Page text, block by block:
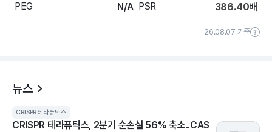
PEG N/A PSR 386.40배
26.08.07 기준
뉴스
CRISPR테라퓨틱스
CRISPR 테라퓨틱스, 2분기 순손실 56% 축소..CAS